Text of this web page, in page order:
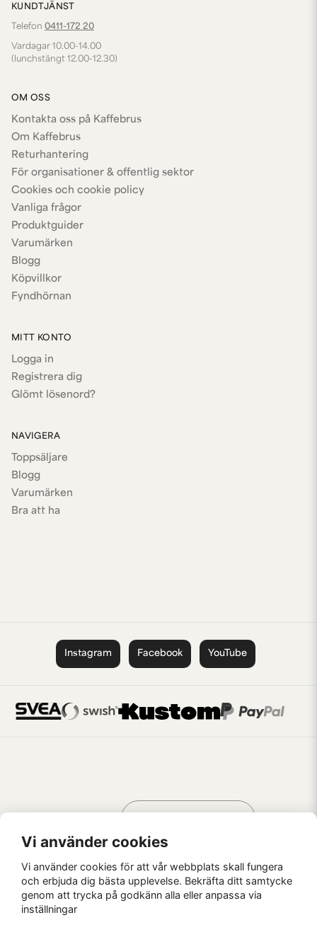
KUNDTJÄNST
Telefon 0411-172 20
Vardagar 10.00-14.00
(lunchstängt 12.00-12.30)
OM OSS
Kontakta oss på Kaffebrus
Om Kaffebrus
Returhantering
För organisationer & offentlig sektor
Cookies och cookie policy
Vanliga frågor
Produktguider
Varumärken
Blogg
Köpvillkor
Fyndhörnan
MITT KONTO
Logga in
Registrera dig
Glömt lösenord?
NAVIGERA
Toppsäljare
Blogg
Varumärken
Bra att ha
Instagram Facebook YouTube
Kaffebrus AB, Förskeppsgatan 2, 271 55 Ystad
AV KREATÖRER
Vi använder cookies
Vi använder cookies för att vår webbplats skall fungera
och erbjuda dig bästa upplevelse. Bekräfta ditt samtycke
genom att trycka på godkänn alla eller anpassa via
inställningar